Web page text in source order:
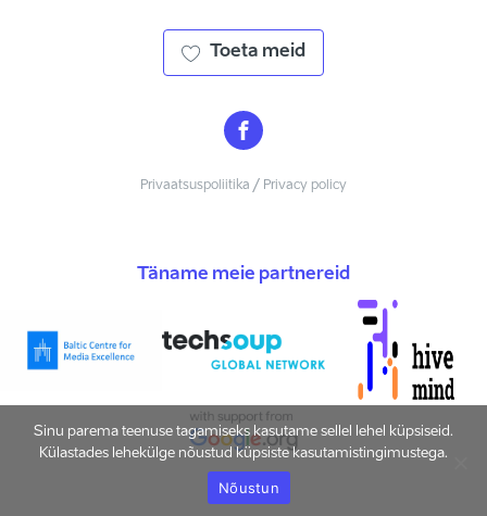
Toeta meid
Privaatsuspoliitika / Privacy policy
Täname meie partnereid
Sinu parema teenuse tagamiseks kasutame sellel lehel küpsiseid.
Külastades lehekülge nõustud küpsiste kasutamistingimustega.
Nõustun